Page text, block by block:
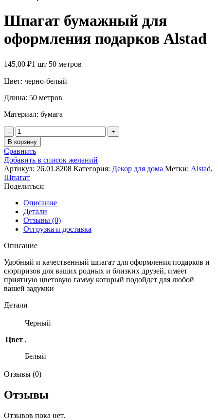
Шпагат бумажный для
оформления подарков Alstad
145,00 ₽1 шт 50 метров
Цвет: черно-белый
Длина: 50 метров
Материал: бумага
Количество
товара
Шпагат
бумажный
для
оформления
подарков
Alstad
В корзину
Сравнить
Добавить в список желаний
Артикул: 26.01.8208 Категория: Декор для дома Метки: Alstad,
Шпагат
Поделиться:
Описание
Детали
Отзывы (0)
Отгрузка и доставка
Описание
Удобный и качественный шпагат для оформления подарков и
сюрпризов для ваших родных и близких друзей, имеет
приятную цветовую гамму который подойдет для любой
вашей задумки
Детали
Цвет
Черный
,
Белый
Отзывы (0)
Отзывы
Отзывов пока нет.